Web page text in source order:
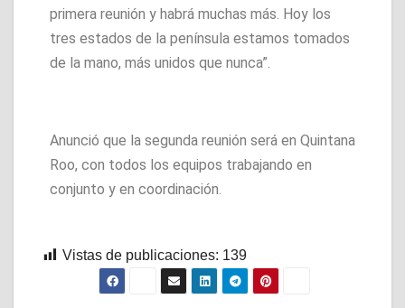
primera reunión y habrá muchas más. Hoy los
tres estados de la península estamos tomados
de la mano, más unidos que nunca”.
Anunció que la segunda reunión será en Quintana
Roo, con todos los equipos trabajando en
conjunto y en coordinación.
Vistas de publicaciones: 139